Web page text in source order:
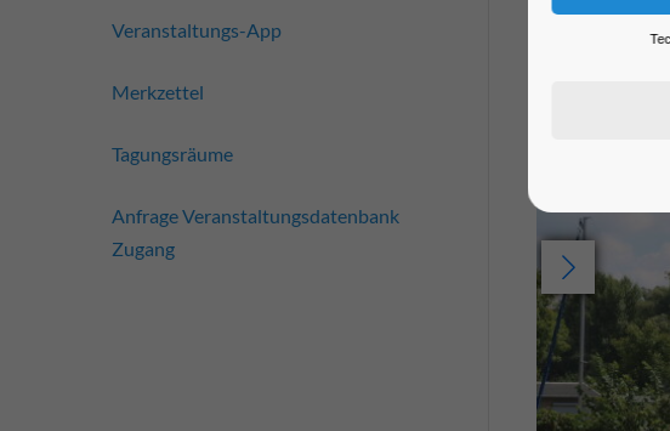
Veranstaltungs-App
Merkzettel
Tagungsräume
Anfrage Veranstaltungsdatenbank
Zugang